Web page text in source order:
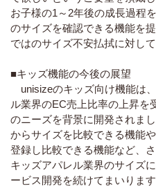
お子様の1～2年後の成長過程
のサイズを確認できる機能を
ではのサイズ不安払拭に対し
■キッズ機能の今後の展望
unisizeのキッズ向け機能は
ル業界のEC売上比率の上昇を
のニーズを背景に開発されま
からサイズを比較できる機能
登録し比較できる機能など、
キッズアパレル業界のサイズ
ービス開発を続けてまいりま